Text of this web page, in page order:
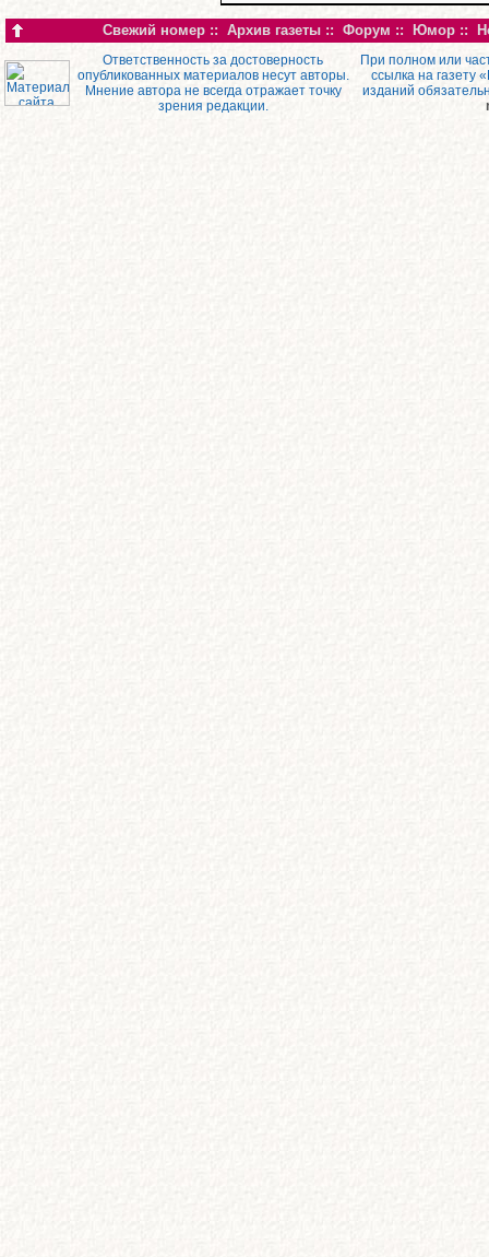
Свежий номер :: Архив газеты :: Форум :: Юмор ::
Ответственность за достоверность
опубликованных материалов несут авторы.
Мнение автора не всегда отражает точку
зрения редакции.
При полном или
ссылка на газету
изданий